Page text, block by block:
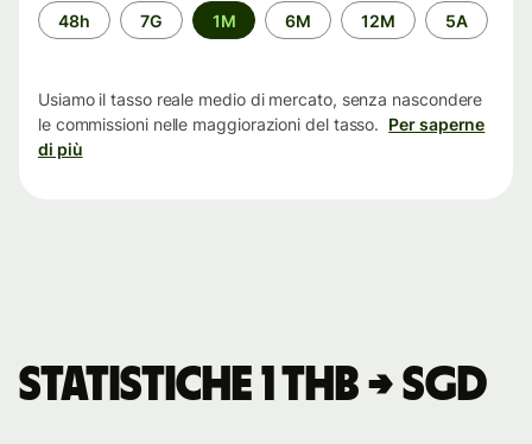
Periodo
di
48h 7G 1M 6M 12M 5A
Usiamo il tasso reale medio di mercato, senza nascondere
le commissioni nelle maggiorazioni del tasso. Per saperne
di più
Statistiche 1 THB → SGD